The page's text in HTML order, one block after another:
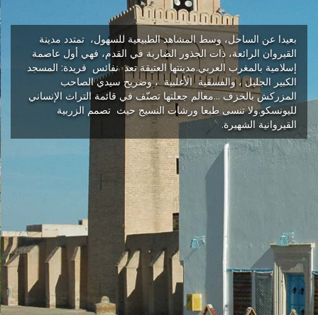
بعيدا عن الساحل، وسط المشاهد الطبيعية للسهول، تمتدد مدينة
القيروان الرائعة، ذات الجذور الضاربة في القدم، فهي أول عاصمة
إسلامية بالمغرب العربي.مدينتها العتيقة تعد نفائس فريدة: المسجد
الكبير الجليل ، والفسقية الأغلبية ، وضريح سيدي الصاحب
المزركش بالخزف ...معالم جعلتها تصنّف في قائمة التراث الإنساني
لليونسكو.ولا تنسى طبعا ورشات النسيج حيث تصمم الزربية
القيروانية الشهيرة.